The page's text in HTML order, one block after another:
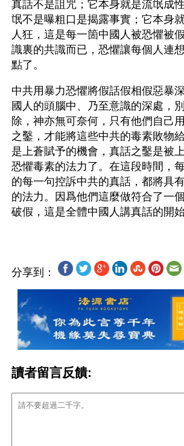
真話不是詛咒；它本身就是流氓成
氓不是曝粗口是揭露事實；它本身
人狂，這是每一箇中國人被恐懼被
識裏的共識而已，恐懼讓每個人連
點了。
中共用暴力恐懼將假話假相假惡暴
國人的頭腦中、乃至意識的深處，
除，神亦無可奈何，只有他們自己
之鑿，才能將這些中共的毒素敗物
是上蒼賦予的機會，真話之鑿是被
恐懼毒素的法力了。在這段時間，
的每一句控訴中共的真話，都將具
的法力。因爲他們這麼做符合了一
分享到：
讀者留言反饋: